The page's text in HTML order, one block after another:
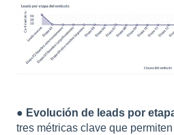
● Evolución de leads por
tres métricas clave que permiten